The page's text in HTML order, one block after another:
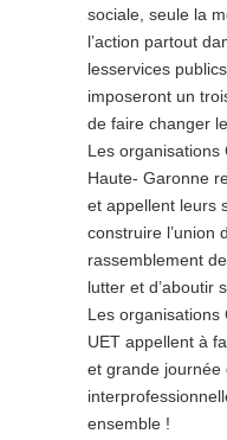
sociale, seule la
l’action partout
lesservices
imposeront un
de faire changer
Les organisations
Haute- Garonne
et appellent leurs
construire l’union
rassemblement
lutter et d’aboutir
Les organisations
UET appellent à
et grande journée
ensemble !